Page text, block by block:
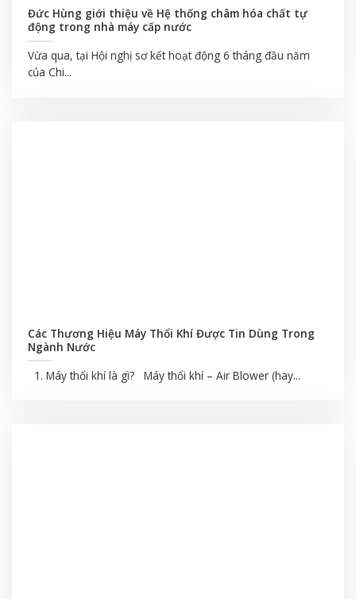
Đức Hùng giới thiệu về Hệ thống châm hóa chất tự
động trong nhà máy cấp nước
Vừa qua, tại Hội nghị sơ kết hoạt động 6 tháng đầu năm
của Chi...
Các Thương Hiệu Máy Thổi Khí Được Tin Dùng Trong
Ngành Nước
1. Máy thổi khí là gì? Máy thổi khí – Air Blower (hay...